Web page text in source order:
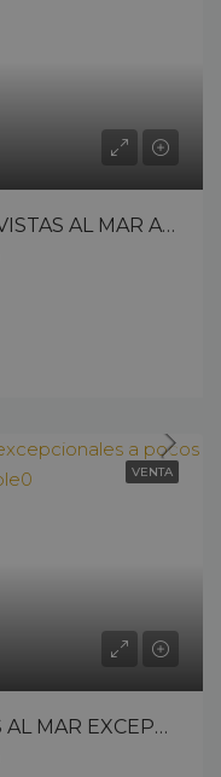
ÁTICO CON MARAVILLOSAS VISTAS AL MAR A POCOS PASOS DE LA PLAYA – 13603ck26
VENTA
APARTAMENTO CON VISTAS AL MAR EXCEPCIONALES A POCOS PASOS DE LA PLAYA – 13503ck26